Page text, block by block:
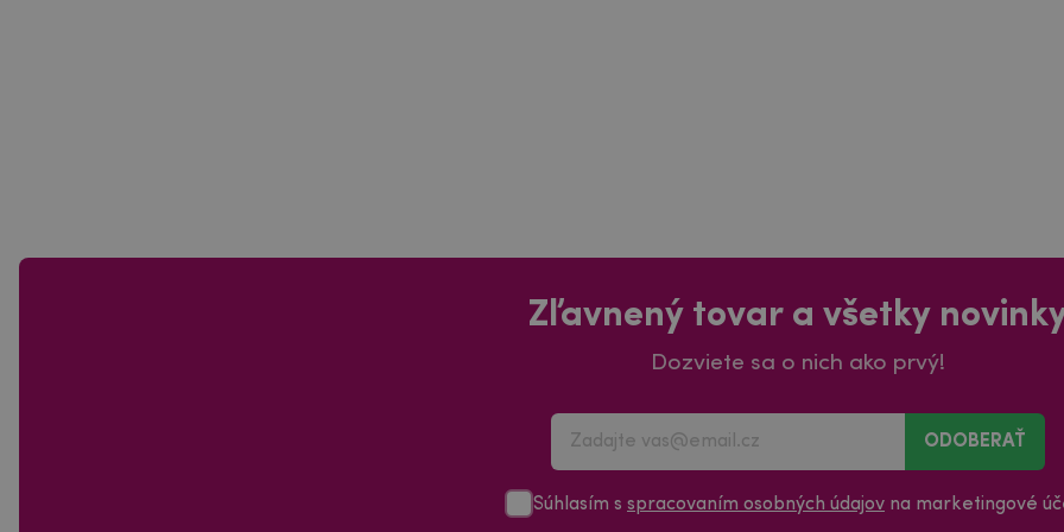
Zľavnený tovar a všetky
Dozviete sa o nich ako prvý!
ODOBERAŤ
Súhlasím s spracovaním osobných údajov na marketingové